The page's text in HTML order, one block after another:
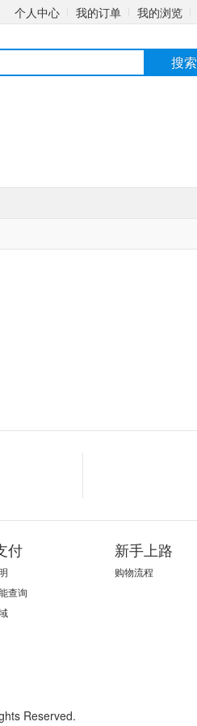
个人中心 我的订单 我的浏览
搜索
付
查询
新手上路
购物流程
Reserved.